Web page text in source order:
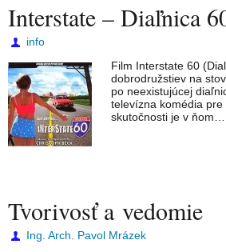
Interstate – Diaľnica
info
Film Interstate 60
dobrodružstiev na
po neexistujúcej
televízna komédia
skutočnosti je v ňom…
Tvorivosť a vedomie
Ing. Arch. Pavol Mrázek